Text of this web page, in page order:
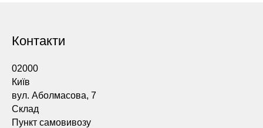
Контакти
02000
Київ
вул. Аболмасова, 7
Склад
Пункт самовивозу